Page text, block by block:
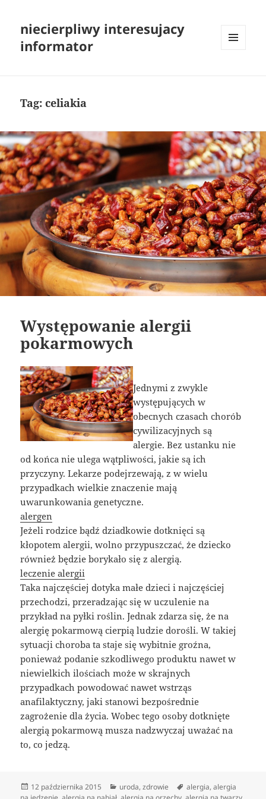
niecierpliwy interesujacy
informator
Tag:celiakia
Występowanie alergii
pokarmowych
Jednymi z zwykle
występujących w
obecnych czasach chorób
cywilizacyjnych są
alergie. Bez ustanku nie
od końca nie ulega wątpliwości, jakie są ich
przyczyny. Lekarze podejrzewają, z w wielu
przypadkach wielkie znaczenie mają
uwarunkowania genetyczne.
alergen
Jeżeli rodzice bądź dziadkowie dotknięci są
kłopotem alergii, wolno przypuszczać, że dziecko
również będzie borykało się z alergią.
leczenie alergii
Taka najczęściej dotyka małe dzieci i najczęściej
przechodzi, przeradzając się w uczulenie na
przykład na pyłki roślin. Jednak zdarza się, że na
alergię pokarmową cierpią ludzie dorośli. W takiej
sytuacji choroba ta staje się wybitnie groźna,
ponieważ podanie szkodliwego produktu nawet w
niewielkich ilościach może w skrajnych
przypadkach powodować nawet wstrząs
anafilaktyczny, jaki stanowi bezpośrednie
zagrożenie dla życia. Wobec tego osoby dotknięte
alergią pokarmową musza nadzwyczaj uważać na
to, co jedzą.
Data
12 października 2015 Kategorie
uroda,zdrowie Tagi
alergia,alergia